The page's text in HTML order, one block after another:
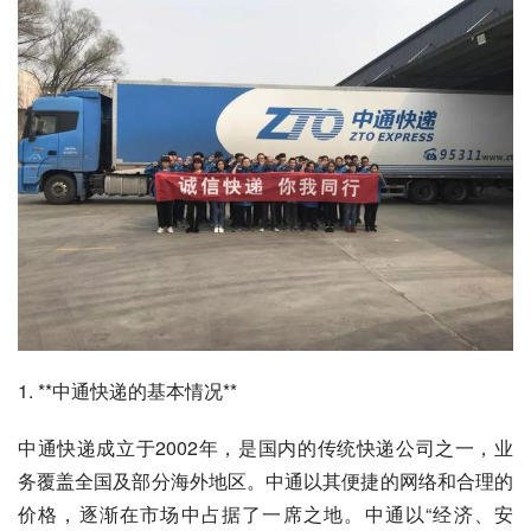
1. **中通快递的基本情况**
中通快递成立于2002年，是国内的传统快递公司之一，业
务覆盖全国及部分海外地区。中通以其便捷的网络和合理的
价格，逐渐在市场中占据了一席之地。中通以“经济、安